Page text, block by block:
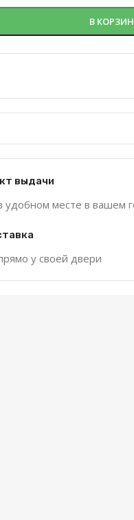
В
выдачи
удобном месте в вашем
у своей двери